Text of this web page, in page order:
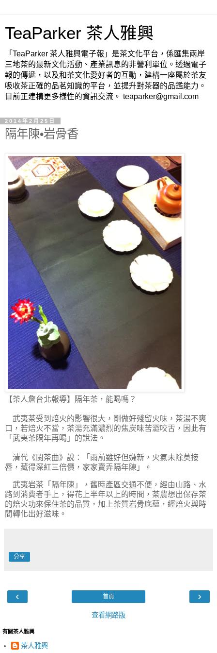
TeaParker 茶人雅興
「TeaParker 茶人雅興電子報」是茶文化平台，係匯集兩岸
三地茶的最新文化活動、產業訊息的非營利單位。透過電子
報的傳遞，以及和茶文化愛好者的互動，建構一座屬於茶友
吸收茶正確的品茗知識的平台，並提升對茶器的品鑑能力。
目前正建構更多樣性的資訊交流。 teaparker@gmail.com
2014年2月25日
隔年陳•岩骨香
【茶人詹台北報導】隔年茶，能喝嗎？
武夷茶受到焙火的影響很大，剛做好殘留火味，茶湯不爽
口，若焙火不當，茶湯充滿濃烈的焦炭味苦澀咬舌，因此有
「武夷茶隔年再喝」的說法。
清代《閩茶曲》說：「雨前雖好但嫌新，火氣未除莫接
唇，藏得深紅三倍價，家家賣弄隔年陳」。
武夷岩茶「隔年陳」，舊時產區交通不便，經由山路、水
路到消費者手上，得花上半年以上的時間，茶農想出保存茶
的焙火功來保住茶的品質，加上茶質岩骨底蘊，經焙火與時
間轉化出好滋味。
分享
‹ ›
首頁
查看網路版
有關茶人雅興
茶人雅興